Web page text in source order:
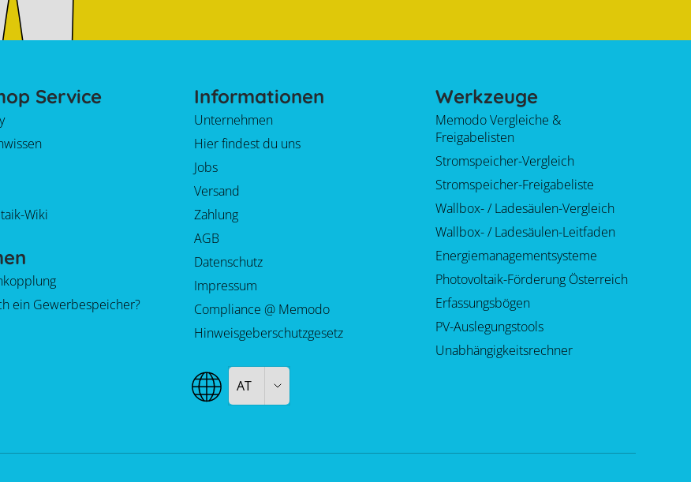
Service
Wiki
ein Gewerbespeicher?
Informationen
Unternehmen
Hier findest du uns
Jobs
Versand
Zahlung
AGB
Datenschutz
Impressum
Compliance @ Memodo
Hinweisgeberschutzgesetz
Werkzeuge
Memodo Vergleiche &
Freigabelisten
Stromspeicher-Vergleich
Stromspeicher-Freigabeliste
Wallbox- / Ladesäulen-Vergleich
Wallbox- / Ladesäulen-Leitfaden
Energiemanagementsysteme
Photovoltaik-Förderung Österreich
Erfassungsbögen
PV-Auslegungstools
Unabhängigkeitsrechner
AT